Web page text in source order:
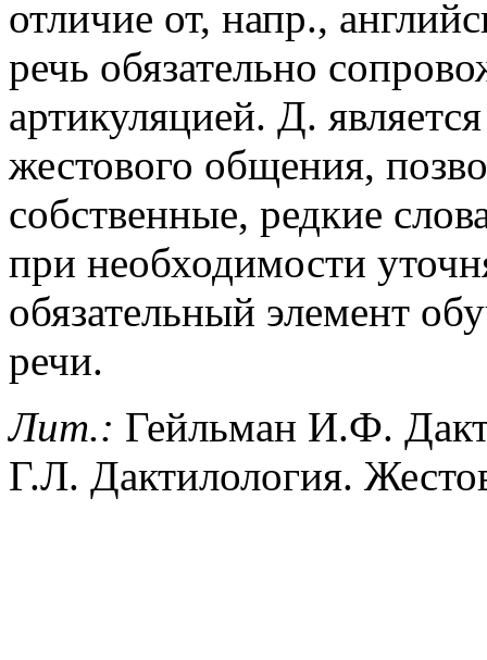
отличие от, напр.,
речь обязательно
артикуляцией. Д.
жестового общения,
собственные, редкие
при необходимости
обязательный элемент
речи.
Лит.: Гейльман И.Ф.
Г.Л. Дактилология.